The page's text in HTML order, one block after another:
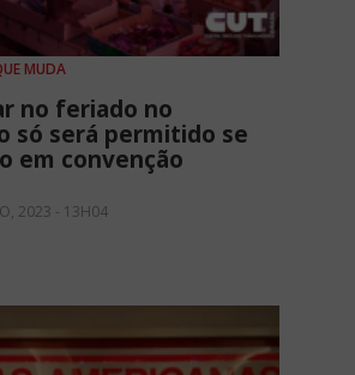
MUDA
no feriado no
só será permitido se
em convenção
2023 - 13H04